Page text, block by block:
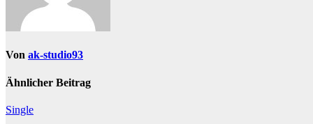
Von ak-studio93
Ähnlicher Beitrag
Single